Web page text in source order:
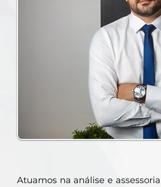
Atuamos na análise e